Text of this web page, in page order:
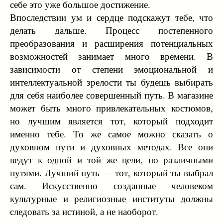
себе это уже большое достижение.
Впоследствии ум и сердце подскажут тебе, что
делать дальше. Процесс постепенного
преобразования и расширения потенциальных
возможностей занимает много времени. В
зависимости от степени эмоциональной и
интеллектуальной зрелости ты будешь выбирать
для себя наиболее совершенный путь. В магазине
может быть много привлекательных костюмов,
но лучшим является тот, который подходит
именно тебе. То же самое можно сказать о
духовном пути и духовных методах. Все они
ведут к одной и той же цели, но различными
путями. Лучший путь — тот, который ты выбрал
сам. Искусственно созданные человеком
культурные и религиозные институты должны
следовать за истиной, а не наоборот.